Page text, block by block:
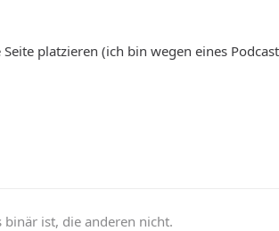
platzieren (ich bin wegen eines
ist, die anderen nicht.